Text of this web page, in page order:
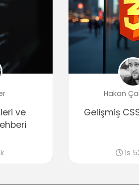
Susy ayarlamaları
İçeriği düzenlemek
İkincil (secondary) içeriğini
Media query kesme
Navigasyon ayarlanması
Konuşmacılar bölümünü
Konuşmacılar bölümünü
ve
Hakan
Gelişmiş
1s